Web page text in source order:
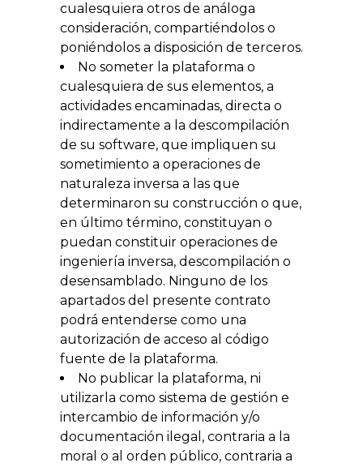
cualesquiera otros de análoga
consideración, compartiéndolos o
poniéndolos a disposición de terceros.
No someter la plataforma o
cualesquiera de sus elementos, a
actividades encaminadas, directa o
indirectamente a la descompilación
de su software, que impliquen su
sometimiento a operaciones de
naturaleza inversa a las que
determinaron su construcción o que,
en último término, constituyan o
puedan constituir operaciones de
ingeniería inversa, descompilación o
desensamblado. Ninguno de los
apartados del presente contrato
podrá entenderse como una
autorización de acceso al código
fuente de la plataforma.
No publicar la plataforma, ni
utilizarla como sistema de gestión e
intercambio de información y/o
documentación ilegal, contraria a la
moral o al orden público, contraria a